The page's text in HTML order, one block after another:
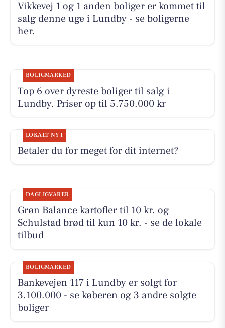
Vikkevej 1 og 1 anden boliger er kommet til
salg denne uge i Lundby - se boligerne
her.
BOLIGMARKED
Top 6 over dyreste boliger til salg i
Lundby. Priser op til 5.750.000 kr
LOKALT NYT
Betaler du for meget for dit internet?
DAGLIGVARER
Grøn Balance kartofler til 10 kr. og
Schulstad brød til kun 10 kr. - se de lokale
tilbud
BOLIGMARKED
Bankevejen 117 i Lundby er solgt for
3.100.000 - se køberen og 3 andre solgte
boliger